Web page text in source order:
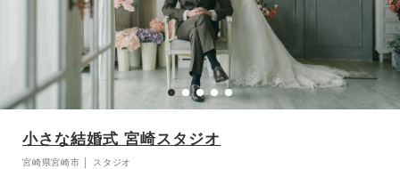
小さな結婚式 宮崎スタジオ
宮崎県宮崎市 │ スタジオ